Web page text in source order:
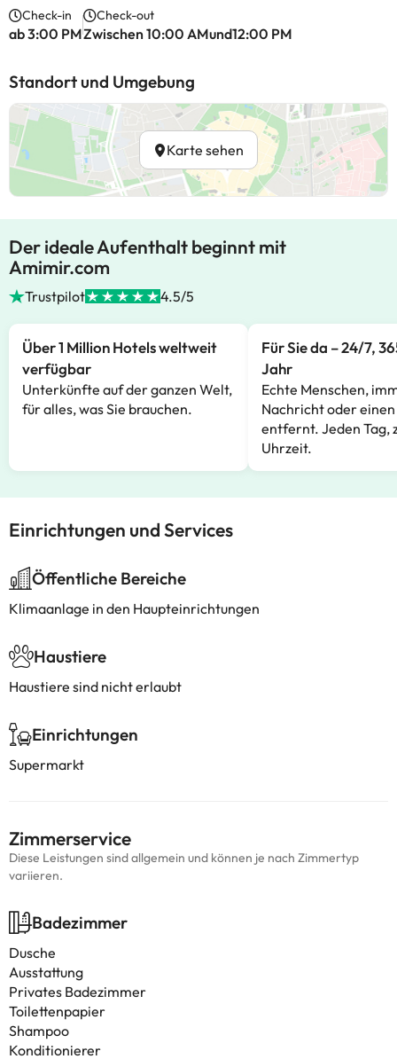
Check-in
ab 3:00 PM
Check-out
Zwischen 10:00 AMund12:00 PM
Standort und Umgebung
Karte sehen
Der ideale Aufenthalt beginnt mit
Amimir.com
Trustpilot 4.5/5
Über 1 Million Hotels weltweit
verfügbar
Unterkünfte auf der ganzen Welt,
für alles, was Sie brauchen.
Für Sie da – 24/7,
Jahr
Echte Menschen,
Nachricht oder
entfernt. Jeden Tag,
Uhrzeit.
Einrichtungen und Services
Öffentliche Bereiche
Klimaanlage in den Haupteinrichtungen
Haustiere
Haustiere sind nicht erlaubt
Einrichtungen
Supermarkt
Zimmerservice
Diese Leistungen sind allgemein und können je nach Zimmertyp
variieren.
Badezimmer
Dusche
Ausstattung
Privates Badezimmer
Toilettenpapier
Shampoo
Konditionierer